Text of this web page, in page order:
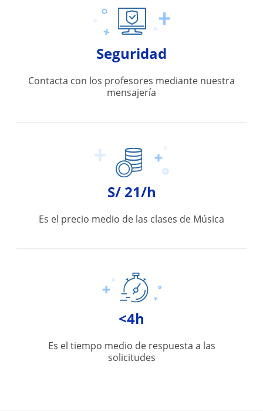
Seguridad
Contacta con los profesores mediante nuestra
mensajería
S/ 21/h
Es el precio medio de las clases de Música
<4h
Es el tiempo medio de respuesta a las
solicitudes